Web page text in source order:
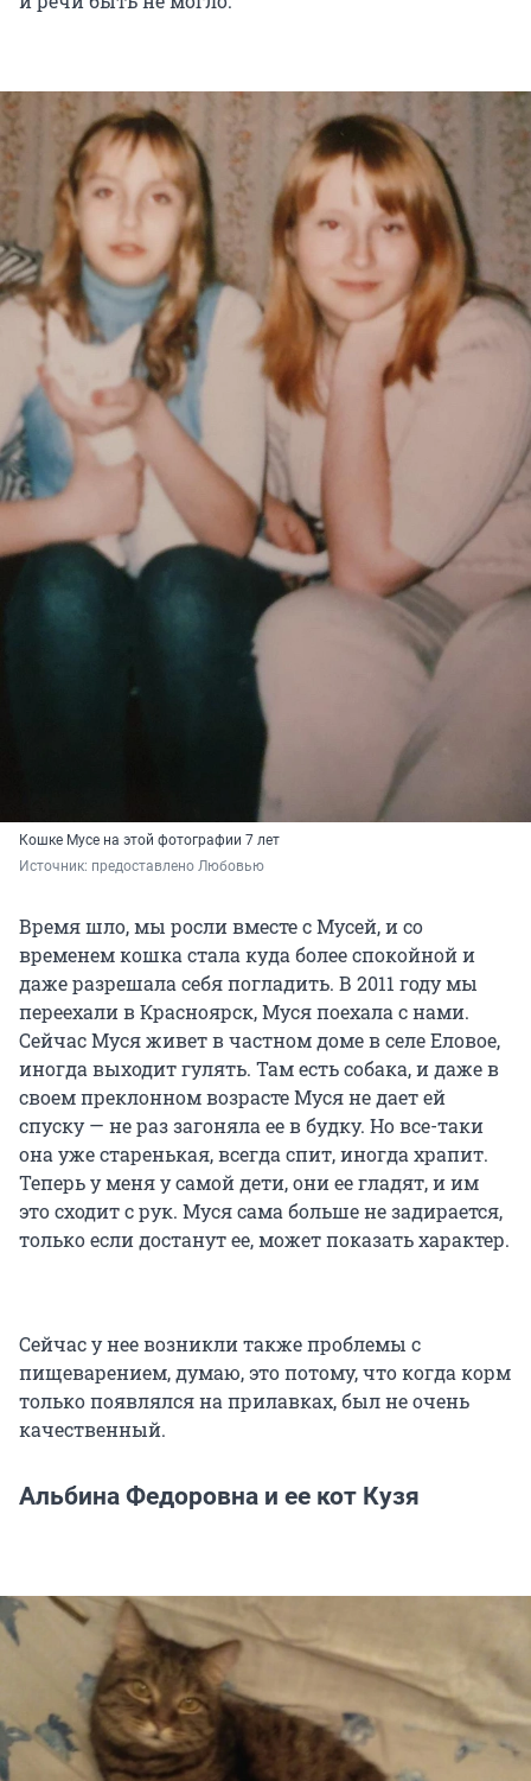
Кошке Мусе на этой фотографии 7 лет
Источник: предоставлено Любовью
Время шло, мы росли вместе с Мусей, и со
временем кошка стала куда более спокойной и
даже разрешала себя погладить. В 2011 году мы
переехали в Красноярск, Муся поехала с нами.
Сейчас Муся живет в частном доме в селе Еловое,
иногда выходит гулять. Там есть собака, и даже в
своем преклонном возрасте Муся не дает ей
спуску — не раз загоняла ее в будку. Но все-таки
она уже старенькая, всегда спит, иногда храпит.
Теперь у меня у самой дети, они ее гладят, и им
это сходит с рук. Муся сама больше не задирается,
только если достанут ее, может показать характер.
Сейчас у нее возникли также проблемы с
пищеварением, думаю, это потому, что когда корм
только появлялся на прилавках, был не очень
качественный.
Альбина Федоровна и ее кот Кузя